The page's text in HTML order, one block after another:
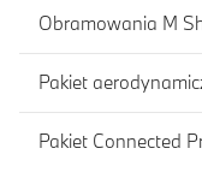
Obramowania M
Pakiet
Pakiet Connected